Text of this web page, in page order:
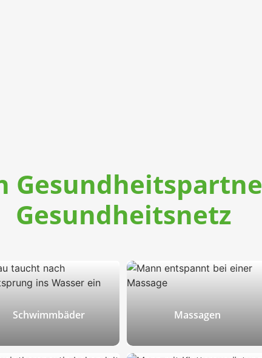
Gesundheitsnetz
Schwimmbäder Massagen